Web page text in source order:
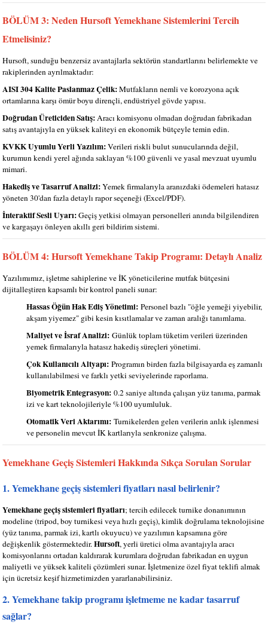
BÖLÜM 3: Neden Hursoft Yemekhane Sistemlerini Tercih
Etmelisiniz?
Hursoft, sunduğu benzersiz avantajlarla sektörün standartlarını belirlemekte ve
rakiplerinden ayrılmaktadır:
AISI 304 Kalite Paslanmaz Çelik:Mutfakların nemli ve korozyona açık
ortamlarına karşı ömür boyu dirençli, endüstriyel gövde yapısı.
Doğrudan Üreticiden Satış:Aracı komisyonu olmadan doğrudan fabrikadan
satış avantajıyla en yüksek kaliteyi en ekonomik bütçeyle temin edin.
KVKK Uyumlu Yerli Yazılım:Verileri riskli bulut sunucularında değil,
kurumun kendi yerel ağında saklayan %100 güvenli ve yasal mevzuat uyumlu
mimari.
Hakediş ve Tasarruf Analizi:Yemek firmalarıyla aranızdaki ödemeleri hatasız
yöneten 30'dan fazla detaylı rapor seçeneği (Excel/PDF).
İnteraktif Sesli Uyarı:Geçiş yetkisi olmayan personelleri anında bilgilendiren
ve kargaşayı önleyen akıllı geri bildirim sistemi.
BÖLÜM 4: Hursoft Yemekhane Takip Programı: Detaylı Analiz
Yazılımımız, işletme sahiplerine ve İK yöneticilerine mutfak bütçesini
dijitalleştiren kapsamlı bir kontrol paneli sunar:
Hassas Öğün Hak Ediş Yönetimi: Personel bazlı "öğle yemeği yiyebilir,
akşam yiyemez" gibi kesin kısıtlamalar ve zaman aralığı tanımlama.
Maliyet ve İsraf Analizi: Günlük toplam tüketim verileri üzerinden
yemek firmalarıyla hatasız hakediş süreçleri yönetimi.
Çok Kullanıcılı Altyapı: Programın birden fazla bilgisayarda eş zamanlı
kullanılabilmesi ve farklı yetki seviyelerinde raporlama.
Biyometrik Entegrasyon: 0.2 saniye altında çalışan yüz tanıma, parmak
izi ve kart teknolojileriyle %100 uyumluluk.
Otomatik Veri Aktarımı: Turnikelerden gelen verilerin anlık işlenmesi
ve personelin mevcut İK kartlarıyla senkronize çalışma.
Yemekhane Geçiş Sistemleri Hakkında Sıkça Sorulan Sorular
1. Yemekhane geçiş sistemleri fiyatları nasıl belirlenir?
Yemekhane geçiş sistemleri fiyatları; tercih edilecek turnike donanımının
modeline (tripod, boy turnikesi veya hızlı geçiş), kimlik doğrulama teknolojisine
(yüz tanıma, parmak izi, kartlı okuyucu) ve yazılımın kapsamına göre
değişkenlik göstermektedir.Hursoft, yerli üretici olma avantajıyla aracı
komisyonlarını ortadan kaldırarak kurumlara doğrudan fabrikadan en uygun
maliyetli ve yüksek kaliteli çözümleri sunar. İşletmenize özel fiyat teklifi almak
için ücretsiz keşif hizmetimizden yararlanabilirsiniz.
2. Yemekhane takip programı işletmeme ne kadar tasarruf
sağlar?